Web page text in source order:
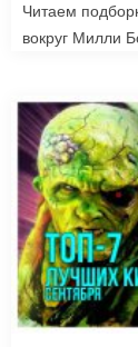
Читаем
вокруг Милли